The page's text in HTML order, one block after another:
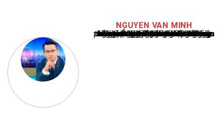
NGUYEN VAN MINH
Nguyễn Văn Minh là một trong những chuyên gia hàng đầu về báo cáo tin tức thể thao tại Việt Nam, với hơn 10 năm hoạt động trong ngành. Ông có kiến thức sâu rộng và kinh nghiệm đáng kể trong việc phân tích và báo cáo về các sự kiện thể thao hàng đầu. Sự hiểu biết sâu sắc của ông về ngành này đã giúp ông xây dựng uy tín và danh tiếng trong cộng đồng báo chí thể thao.